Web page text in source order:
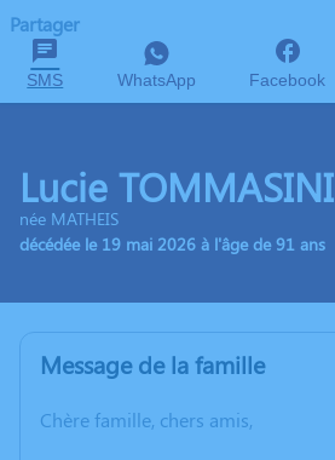
Partager
SMS WhatsApp Facebook
Lucie TOMMASINI
née MATHEIS
décédée le 19 mai 2026 à l'âge de 91 ans
Message de la famille
Chère famille, chers amis,